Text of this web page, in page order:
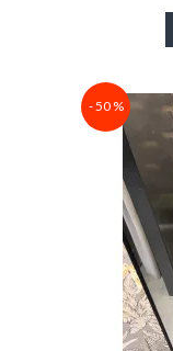
- 50 %